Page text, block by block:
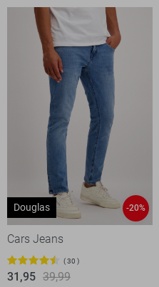
Douglas -20%
Cars Jeans
30
31,95 39,99